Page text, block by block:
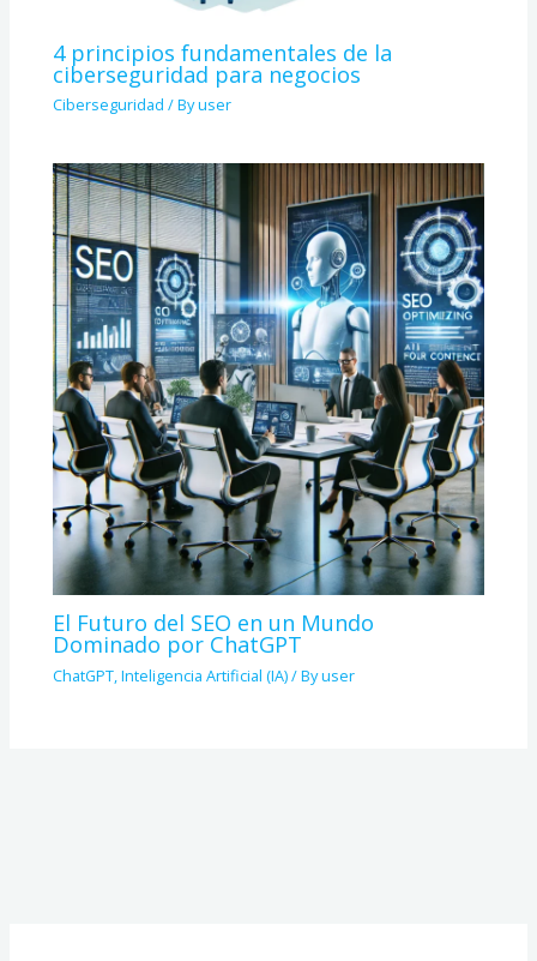
4 principios fundamentales de la
ciberseguridad para negocios
Ciberseguridad / Byuser
El Futuro del SEO en un Mundo
Dominado por ChatGPT
ChatGPT,Inteligencia Artificial (IA)/ Byuser